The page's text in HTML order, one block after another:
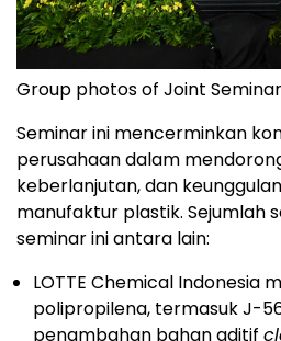
Group photos of Joint Seminar
Seminar ini mencerminkan
perusahaan dalam
keberlanjutan, dan
manufaktur plastik. Sejumlah
seminar ini antara lain:
LOTTE Chemical Indonesia
polipropilena, termasuk J-
penambahan bahan aditif